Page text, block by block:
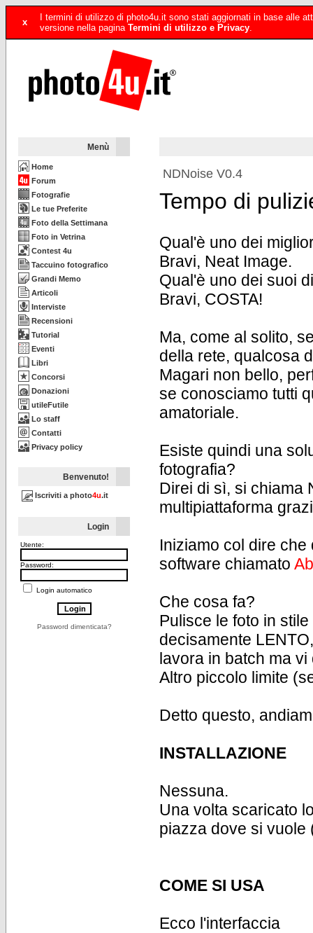
x
I termini di utilizzo di photo4u.it sono stati aggiornati in base alle
versione nella pagina Termini di utilizzo e Privacy.
Menù
Home
Forum
Fotografie
Le tue Preferite
Foto della Settimana
Foto in Vetrina
Contest 4u
Taccuino fotografico
Grandi Memo
Articoli
Interviste
Recensioni
Tutorial
Eventi
Libri
Concorsi
Donazioni
utileFutile
Lo staff
Contatti
Privacy policy
Benvenuto!
Iscriviti a photo4u.it
Login
Utente:
Password:
Login automatico
Password dimenticata?
NDNoise V0.4
Tempo di
Qual'è uno dei
Bravi, Neat Image.
Qual'è uno dei suoi
Bravi, COSTA!
Ma, come al solito,
della rete, qualcosa
Magari non bello,
se conosciamo tutti
amatoriale.
Esiste quindi una
fotografia?
Direi di sì, si chiama
multipiattaforma
Iniziamo col dire
software chiamato
Che cosa fa?
Pulisce le foto in
decisamente
lavora in batch ma
Altro piccolo limite
Detto questo,
INSTALLAZIONE
Nessuna.
Una volta scaricato
piazza dove si vuole
COME SI USA
Ecco l'interfaccia